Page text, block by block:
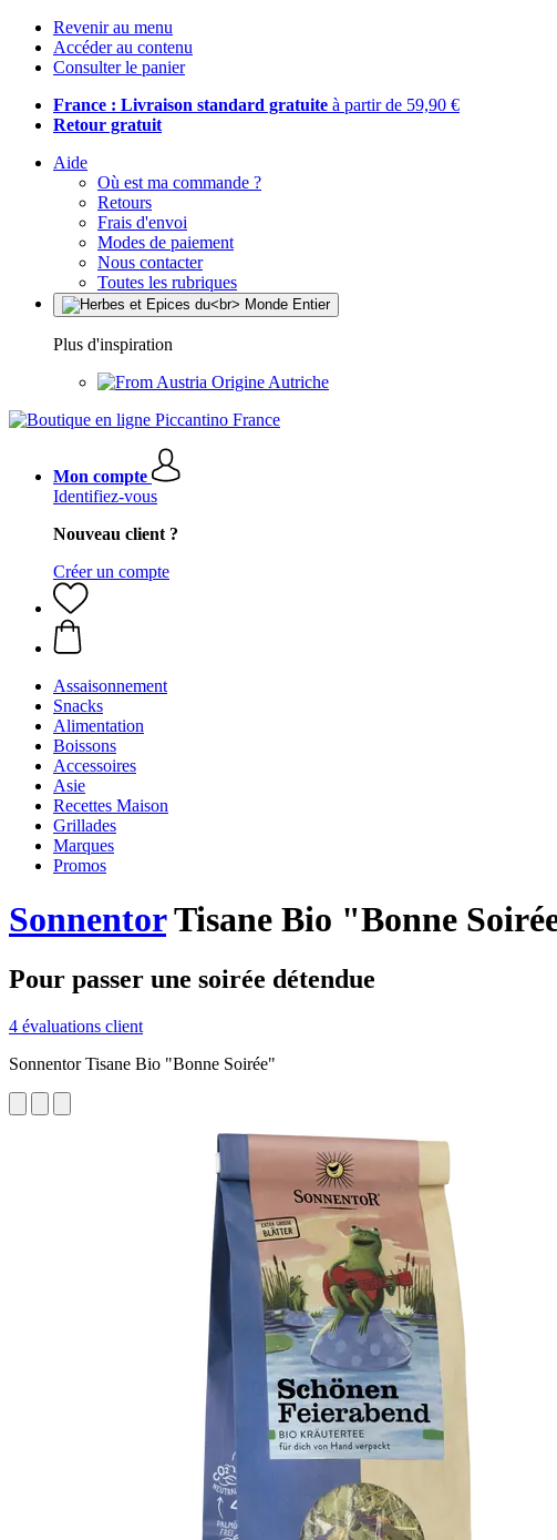
Revenir au menu
Accéder au contenu
Consulter le panier
France : Livraison standard gratuite à partir de 59,90 €
Retour gratuit
Aide
Où est ma commande ?
Retours
Frais d'envoi
Modes de paiement
Nous contacter
Toutes les rubriques
Plus d'inspiration
Origine Autriche
Mon compte
Identifiez-vous
Nouveau client ?
Créer un compte
Assaisonnement
Snacks
Alimentation
Boissons
Accessoires
Asie
Recettes Maison
Grillades
Marques
Promos
SonnentorTisane Bio "Bonne
Pour passer une soirée détendue
4 évaluations client
Sonnentor Tisane Bio "Bonne Soirée"